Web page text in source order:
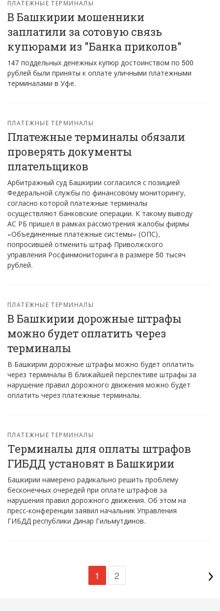
ПЛАТЕЖНЫЕ ТЕРМИНАЛЫ
В Башкирии мошенники
заплатили за сотовую связь
купюрами из "Банка приколов"
147 поддельных денежных купюр достоинством по 500
рублей были приняты к оплате уличными платежными
терминалами в Уфе.
ПЛАТЕЖНЫЕ ТЕРМИНАЛЫ
Платежные терминалы обязали
проверять документы
плательщиков
Арбитражный суд Башкирии согласился с позицией
Федеральной службы по финансовому мониторингу,
согласно которой платежные терминалы
осуществляют банковские операции. К такому выводу
АС РБ пришел в рамках рассмотрения жалобы фирмы
«Объединенные платежные системы» (ОПС),
попросившей отменить штраф Приволжского
управления Росфинмониторинга в размере 50 тысяч
рублей.
ПЛАТЕЖНЫЕ ТЕРМИНАЛЫ
В Башкирии дорожные штрафы
можно будет оплатить через
терминалы
В Башкирии дорожные штрафы можно будет оплатить
через терминалы В ближайшей перспективе штрафы за
нарушение правил дорожного движения можно будет
оплатить через платежные терминалы.
ПЛАТЕЖНЫЕ ТЕРМИНАЛЫ
Терминалы для оплаты штрафов
ГИБДД установят в Башкирии
Башкирии намерено радикально решить проблему
бесконечных очередей при оплате штрафов за
нарушения правил дорожного движения. Об этом на
пресс-конференции заявил начальник Управления
ГИБДД республики Динар Гильмутдинов.
1 2